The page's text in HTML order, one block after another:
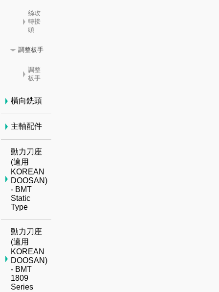
絲攻
轉接
頭
調整板手
調整
板手
橫向銑頭
主軸配件
動力刀座
(適用
KOREAN
DOOSAN)
- BMT
Static
Type
動力刀座
(適用
KOREAN
DOOSAN)
- BMT
1809
Series